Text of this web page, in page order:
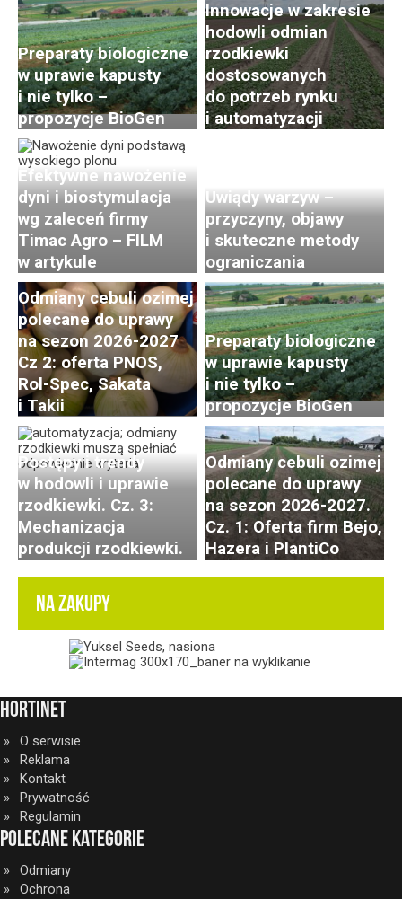
Preparaty biologiczne
w uprawie kapusty
i nie tylko –
propozycje BioGen
Innowacje w zakresie
hodowli odmian
rzodkiewki
dostosowanych
do potrzeb rynku
i automatyzacji
Efektywne nawożenie
dyni i biostymulacja
wg zaleceń firmy
Timac Agro – FILM
w artykule
Uwiądy warzyw –
przyczyny, objawy
i skuteczne metody
ograniczania
Odmiany cebuli ozimej
polecane do uprawy
na sezon 2026-2027
Cz 2: oferta PNOS,
Rol-Spec, Sakata
i Takii
Preparaty biologiczne
w uprawie kapusty
i nie tylko –
propozycje BioGen
Postępy i trendy
w hodowli i uprawie
rzodkiewki. Cz. 3:
Mechanizacja
produkcji rzodkiewki.
Odmiany cebuli ozimej
polecane do uprawy
na sezon 2026-2027.
Cz. 1: Oferta firm Bejo,
Hazera i PlantiCo
NA ZAKUPY
HortiNet
O serwisie
Reklama
Kontakt
Prywatność
Regulamin
Polecane kategorie
Odmiany
Ochrona